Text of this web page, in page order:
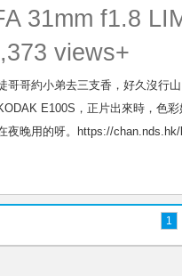
31mm f1.8
views+
哥哥約小弟去三支香，好久沒行
E100S，正片出來時，色
夜晚用的呀。https://
1